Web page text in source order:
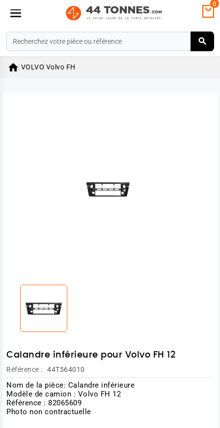
0
 VOLVO Volvo FH
Calandre inférieure pour Volvo FH 12
Référence : 44T564010
Nom de la pièce: Calandre inférieure
Modèle de camion : Volvo FH 12
Référence : 82065609
Photo non contractuelle